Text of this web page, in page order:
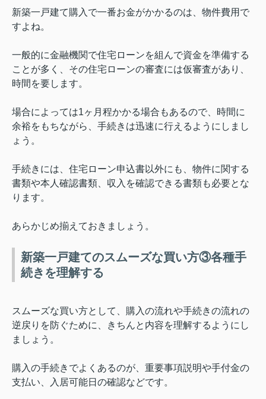
新築一戸建て購入で一番お金がかかるのは、物件費用で
すよね。
一般的に金融機関で住宅ローンを組んで資金を準備する
ことが多く、その住宅ローンの審査には仮審査があり、
時間を要します。
場合によっては1ヶ月程かかる場合もあるので、時間に
余裕をもちながら、手続きは迅速に行えるようにしまし
ょう。
手続きには、住宅ローン申込書以外にも、物件に関する
書類や本人確認書類、収入を確認できる書類も必要とな
ります。
あらかじめ揃えておきましょう。
新築一戸建てのスムーズな買い方③各種手
続きを理解する
スムーズな買い方として、購入の流れや手続きの流れの
逆戻りを防ぐために、きちんと内容を理解するようにし
ましょう。
購入の手続きでよくあるのが、重要事項説明や手付金の
支払い、入居可能日の確認などです。